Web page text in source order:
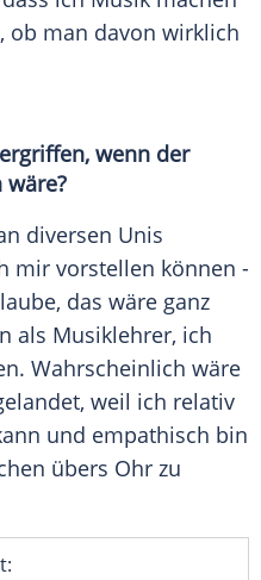
ob man davon wirklich
wenn der
diversen Unis
mir vorstellen können -
das wäre ganz
als Musiklehrer, ich
Wahrscheinlich wäre
weil ich relativ
und empathisch bin
übers Ohr zu